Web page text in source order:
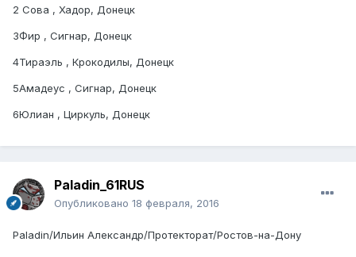
2 Сова , Хадор, Донецк
3Фир , Сигнар, Донецк
4Тираэль , Крокодилы, Донецк
5Амадеус , Сигнар, Донецк
6Юлиан , Циркуль, Донецк
Paladin_61RUS
Опубликовано 18 февраля, 2016
Paladin/Ильин Александр/Протекторат/Ростов-на-Дону